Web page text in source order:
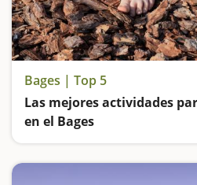
Bages | Top 5
Las mejores actividades
en el Bages